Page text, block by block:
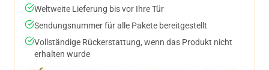
Weltweite Lieferung bis vor Ihre Tür
Sendungsnummer für alle Pakete bereitgestellt
Vollständige Rückerstattung, wenn das Produkt nicht
erhalten wurde